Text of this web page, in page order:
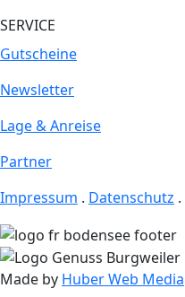
SERVICE
Gutscheine
Newsletter
Lage & Anreise
Partner
Impressum . Datenschutz .
Made by Huber Web Media